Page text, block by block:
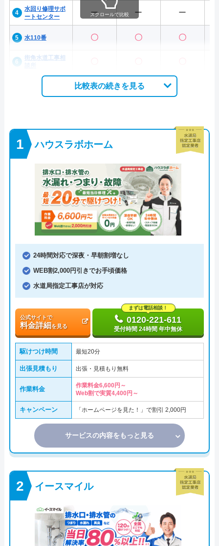
水回り修理サポ
ートセンター
ー ー ー
水110番 〇 〇 〇
街角水道工事相
スクロールで比較
比較表の続きを見る
ハウスラボホーム
24時間対応で深夜・早朝割増なし
WEB割2,000円引きでお手頃価格
水道局指定工事店が対応
公式サイトで
料金詳細を見る
まずは電話相談！
0120-221-611
受付時間 24時間 年中無休
駆けつけ時間 最短20分
出張見積もり 出張・見積もり無料
作業料金
作業料金6,600円～
Web割で実質4,400円～
キャンペーン 「ホームページを見た！」で割引 2,000円
サービスの内容をもっと見る
イースマイル